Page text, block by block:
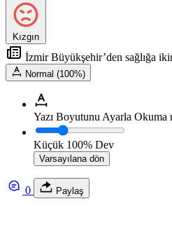
Kızgın
İzmir Büyükşehir’den sağlığa
Normal (100%)
Yazı Boyutunu Ayarla Okuma
Küçük 100% Dev
Varsayılana dön
0 Paylaş